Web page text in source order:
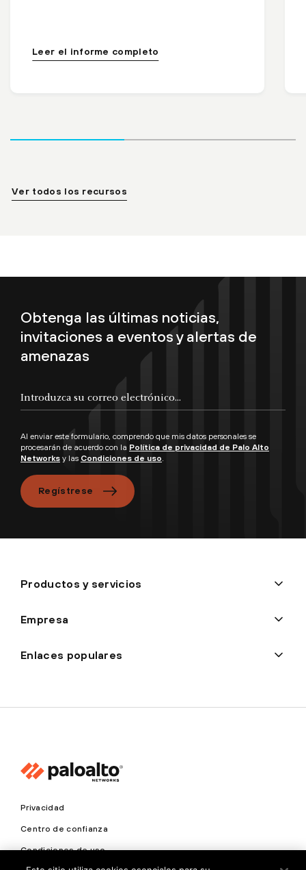
Leer el informe completo
Ver todos los recursos
Obtenga las últimas noticias,
invitaciones a eventos y alertas de
amenazas
Al enviar este formulario, comprendo que mis datos personales se
procesarán de acuerdo con la Política de privacidad de Palo Alto
Networks y las Condiciones de uso.
Regístrese
Productos y servicios
Empresa
Enlaces populares
Privacidad
Centro de confianza
Condiciones de uso